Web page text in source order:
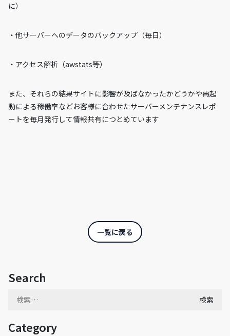
Search
Category
に）
・他サーバーへのデータのバックアップ（毎日）
・アクセス解析（awstats等）
また、それらの結果サイトに影響が及ばなかったかどうかや再起
動による稼働率などお客様に合わせたサーバーメンテナンスレポ
ートを毎月発行して情報共有につとめています
一覧に戻る